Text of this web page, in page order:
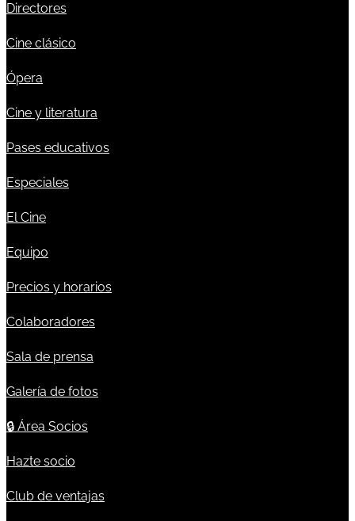
Directores
Cine clásico
Ópera
Cine y literatura
Pases educativos
Especiales
El Cine
Equipo
Precios y horarios
Colaboradores
Sala de prensa
Galería de fotos
🔒 Área Socios
Hazte socio
Club de ventajas